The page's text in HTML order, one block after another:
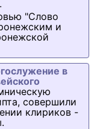
"Слово
и
в
совершили
клириков -